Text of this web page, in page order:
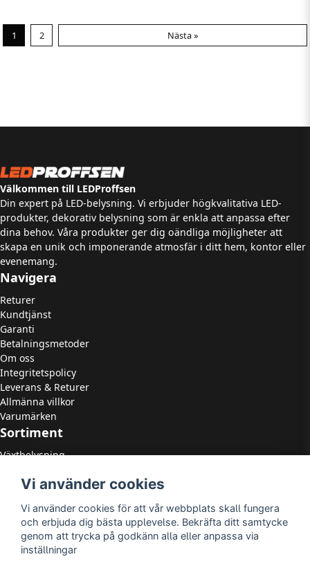
1 2 Nästa »
Välkommen till LEDProffsen
Din expert på LED-belysning. Vi erbjuder högkvalitativa LED-
produkter, dekorativ belysning som är enkla att anpassa efter
dina behov. Våra produkter ger dig oändliga möjligheter att
skapa en unik och imponerande atmosfär i ditt hem, kontor eller
evenemang.
Navigera
Returer
Kundtjänst
Garanti
Betalningsmetoder
Om oss
Integritetspolicy
Leverans & Returer
Allmänna villkor
Varumärken
Sortiment
Växtbelysning
LED Paneler
LED Downlights
LED Takarmaturer
Tillbehör
OUTLED
Vi använder cookies
Vi använder cookies för att vår webbplats skall fungera
och erbjuda dig bästa upplevelse. Bekräfta ditt samtycke
genom att trycka på godkänn alla eller anpassa via
inställningar